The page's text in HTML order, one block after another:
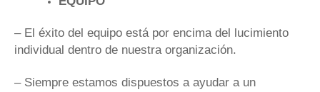
– El éxito del equipo está por encima del lucimiento
individual dentro de nuestra organización.
– Siempre estamos dispuestos a ayudar a un